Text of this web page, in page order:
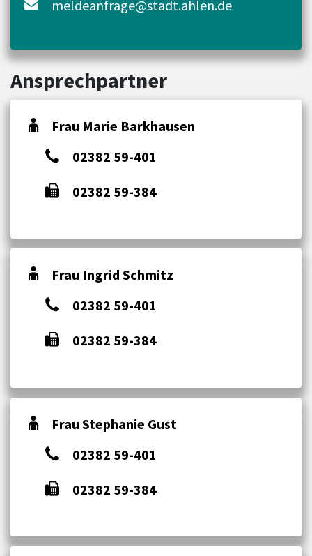
meldeanfrage@stadt.ahlen.de
Ansprechpartner
Frau Marie Barkhausen
02382 59-401
02382 59-384
Frau Ingrid Schmitz
02382 59-401
02382 59-384
Frau Stephanie Gust
02382 59-401
02382 59-384